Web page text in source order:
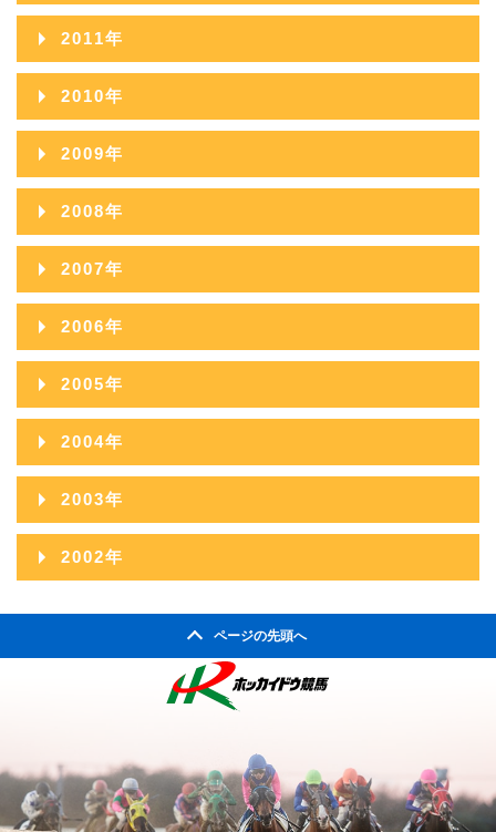
2012年12月
2012年11月
2012年10月
2012年09月
2012年08月
2012年07月
2012年06月
2012年05月
2012年03月
2012年02月
2012年01月
2011年
2011年12月
2011年11月
2011年10月
2011年09月
2011年08月
2011年07月
2011年06月
2011年05月
2011年03月
2011年02月
2010年
2010年12月
2010年11月
2010年10月
2010年09月
2010年08月
2010年07月
2010年06月
2010年05月
2010年03月
2010年01月
2009年
2009年12月
2009年11月
2009年10月
2009年09月
2009年08月
2009年07月
2009年06月
2009年05月
2009年03月
2008年
2008年12月
2008年11月
2008年10月
2008年09月
2008年08月
2008年07月
2008年06月
2008年05月
2008年01月
2007年
2007年12月
2007年11月
2007年10月
2007年09月
2007年08月
2007年07月
2007年02月
2007年01月
2006年
2006年12月
2006年11月
2006年10月
2006年09月
2006年08月
2006年03月
2005年
2005年12月
2005年11月
2005年10月
2005年09月
2005年08月
2005年07月
2005年04月
2004年
2004年12月
2004年11月
2004年10月
2004年06月
2004年05月
2003年
2003年12月
2003年07月
2003年06月
2002年
ページの先頭へ